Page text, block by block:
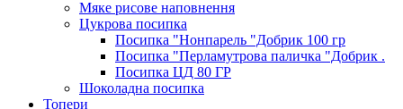
Мяке рисове наповнення
Цукрова посипка
Посипка "Нонпарель "Добрик 100 гр
Посипка "Перламутрова паличка "Добрик .
Посипка ЦД 80 ГР
Шоколадна посипка
Топери